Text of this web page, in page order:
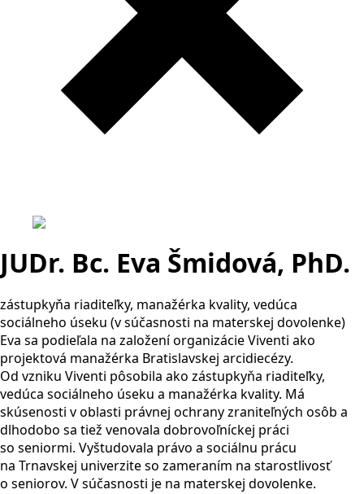
JUDr. Bc. Eva Šmidová, PhD.
zástupkyňa riaditeľky, manažérka kvality, vedúca
sociálneho úseku (v súčasnosti na materskej dovolenke)
Eva sa podieľala na založení organizácie Viventi ako
projektová manažérka Bratislavskej arcidiecézy.
Od vzniku Viventi pôsobila ako zástupkyňa riaditeľky,
vedúca sociálneho úseku a manažérka kvality. Má
skúsenosti v oblasti právnej ochrany zraniteľných osôb a
dlhodobo sa tiež venovala dobrovoľníckej práci
so seniormi. Vyštudovala právo a sociálnu prácu
na Trnavskej univerzite so zameraním na starostlivosť
o seniorov. V súčasnosti je na materskej dovolenke.